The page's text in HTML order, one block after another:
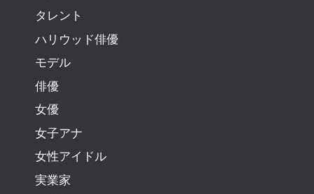
タレント
ハリウッド俳優
モデル
俳優
女優
女子アナ
女性アイドル
実業家